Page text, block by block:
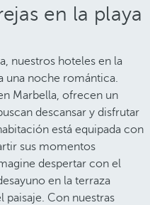
en la playa
nuestros hoteles en la
una noche romántica.
Marbella, ofrecen un
descansar y disfrutar
está equipada con
sus momentos
despertar con el
en la terraza
paisaje. Con nuestras